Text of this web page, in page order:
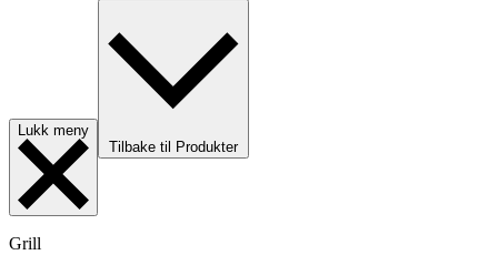
Lukk meny
Tilbake til Produkter
Grill